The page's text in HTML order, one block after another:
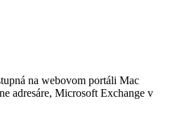
na webovom portáli Mac
adresáre, Microsoft Exchange v